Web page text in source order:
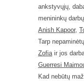
ankstyvųjų,
menininkų
Anish Kapoor,
Tarp
Zofiair jos
Guerresi
Kad nebūtų